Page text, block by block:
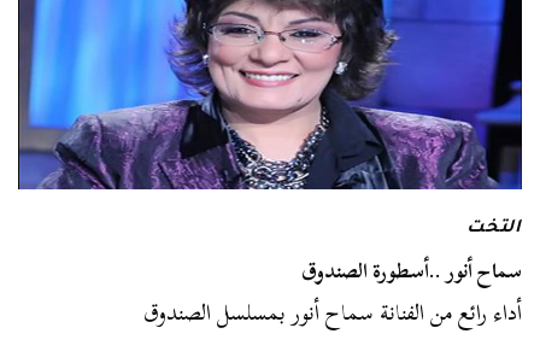
التخت
سماح أنور ..أسطورة الصندوق
أداء رائع من الفنانة سماح أنور بمسلسل الصندوق